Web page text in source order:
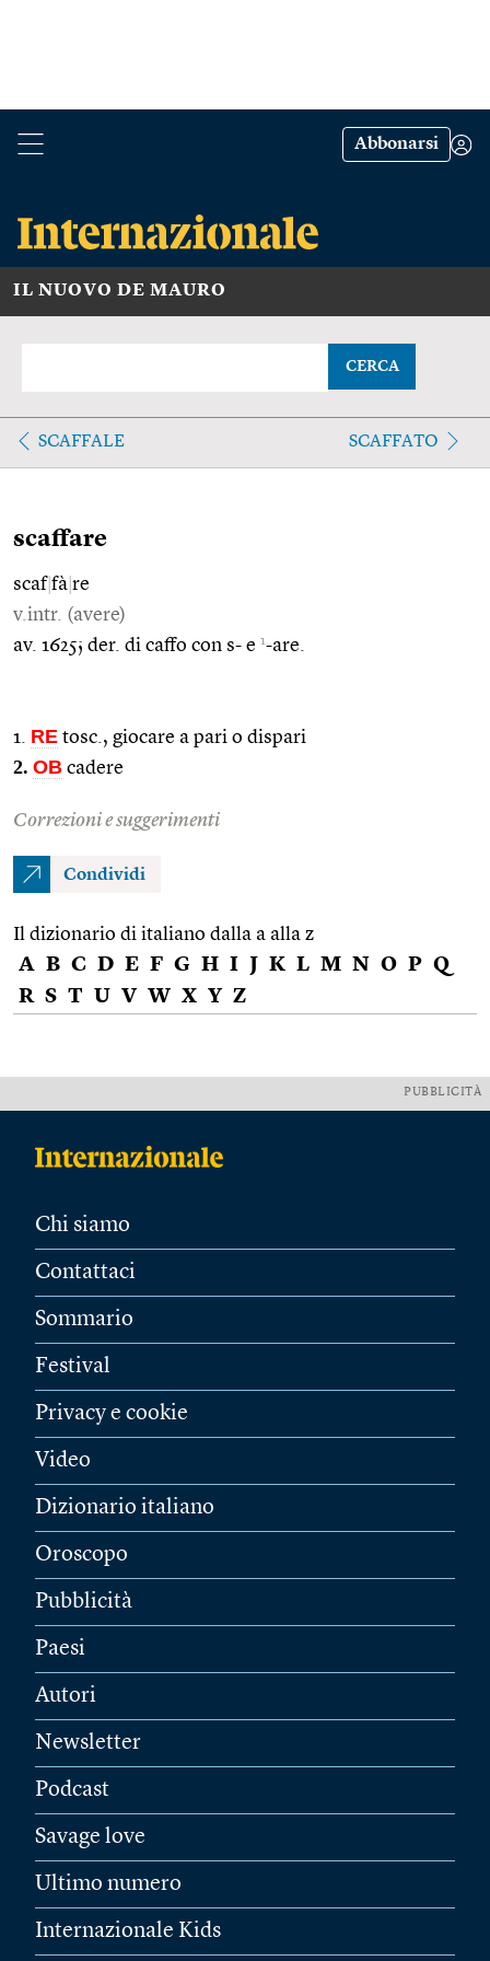
Abbonarsi
IL NUOVO DE MAURO
CERCA
SCAFFALE SCAFFATO
scaffare
scaf|fà re
v.intr. (avere)
av. 1625; der. di caffo con s- e 1-are.
1. RE tosc., giocare a pari o dispari
2. OB cadere
Correzioni e suggerimenti
Condividi
Il dizionario di italiano dalla a alla z
A B C D E F G H I J K L M N O P Q
R S T U V W X Y Z
PUBBLICITÀ
Chi siamo
Contattaci
Sommario
Festival
Privacy e cookie
Video
Dizionario italiano
Oroscopo
Pubblicità
Paesi
Autori
Newsletter
Podcast
Savage love
Ultimo numero
Internazionale Kids